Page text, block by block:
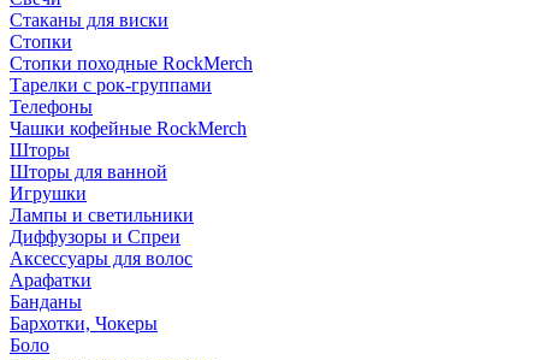
Стаканы для виски
Стопки
Стопки походные RockMerch
Тарелки с рок-группами
Телефоны
Чашки кофейные RockMerch
Шторы
Шторы для ванной
Игрушки
Лампы и светильники
Диффузоры и Спреи
Аксессуары для волос
Арафатки
Банданы
Бархотки, Чокеры
Боло